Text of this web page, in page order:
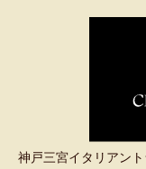
神戸三宮イタリアン